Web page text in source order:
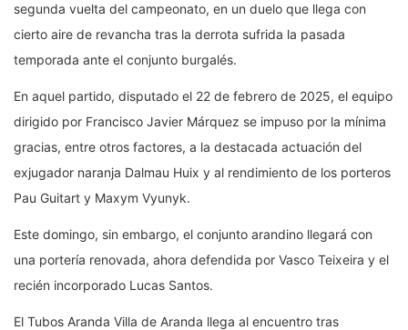
segunda vuelta del campeonato, en un duelo que llega con
cierto aire de revancha tras la derrota sufrida la pasada
temporada ante el conjunto burgalés.
En aquel partido, disputado el 22 de febrero de 2025, el equipo
dirigido por Francisco Javier Márquez se impuso por la mínima
gracias, entre otros factores, a la destacada actuación del
exjugador naranja Dalmau Huix y al rendimiento de los porteros
Pau Guitart y Maxym Vyunyk.
Este domingo, sin embargo, el conjunto arandino llegará con
una portería renovada, ahora defendida por Vasco Teixeira y el
recién incorporado Lucas Santos.
El Tubos Aranda Villa de Aranda llega al encuentro tras